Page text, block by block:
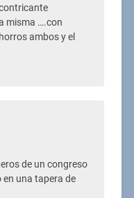
misma ….con
ambos y el
de un congreso
una tapera de